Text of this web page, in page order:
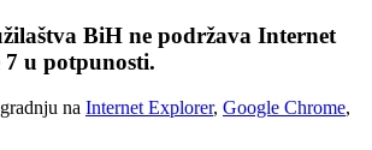
BiH ne podržava Internet
u potpunosti.
na Internet Explorer, Google Chrome,